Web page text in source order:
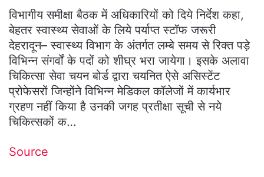
विभागीय समीक्षा बैठक में अधिकारियों को दिये निर्देश कहा,
बेहतर स्वास्थ्य सेवाओं के लिये पर्याप्त स्टॉफ जरूरी
देहरादून– स्वास्थ्य विभाग के अंतर्गत लम्बे समय से रिक्त पड़े
विभिन्न संगर्वों के पदों को शीघ्र भरा जायेगा। इसके अलावा
चिकित्सा सेवा चयन बोर्ड द्वारा चयनित ऐसे असिस्टेंट
प्रोफेसरों जिन्होंने विभिन्न मेडिकल कॉलेजों में कार्यभार
ग्रहण नहीं किया है उनकी जगह प्रतीक्षा सूची से नये
चिकित्सकों क…
Source